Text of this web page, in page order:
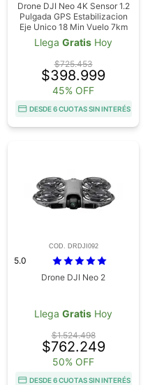
Drone DJI Neo 4K Sensor 1.2
Pulgada GPS Estabilizacion
Eje Unico 18 Min Vuelo 7km
Transmision O4
Llega Gratis Hoy
$725.453
$398.999
45% OFF
DESDE 6 CUOTAS SIN INTERÉS
COD. DRDJI092
5.0
Drone DJI Neo 2
Llega Gratis Hoy
$1.524.498
$762.249
50% OFF
DESDE 6 CUOTAS SIN INTERÉS